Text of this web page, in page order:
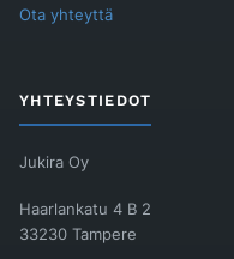
Ota yhteyttä
YHTEYSTIEDOT
Jukira Oy
Haarlankatu 4 B 2
33230 Tampere